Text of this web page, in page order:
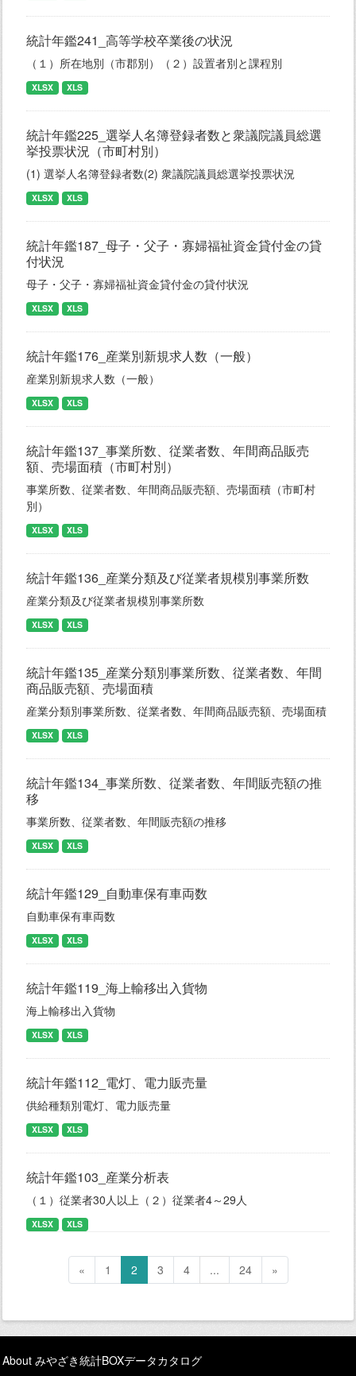
統計年鑑241_高等学校卒業後の状況
（１）所在地別（市郡別）（２）設置者別と課程別
XLSX XLS
統計年鑑225_選挙人名簿登録者数と衆議院議員総選
挙投票状況（市町村別）
(1) 選挙人名簿登録者数(2) 衆議院議員総選挙投票状況
XLSX XLS
統計年鑑187_母子・父子・寡婦福祉資金貸付金の貸
付状況
母子・父子・寡婦福祉資金貸付金の貸付状況
XLSX XLS
統計年鑑176_産業別新規求人数（一般）
産業別新規求人数（一般）
XLSX XLS
統計年鑑137_事業所数、従業者数、年間商品販売
額、売場面積（市町村別）
事業所数、従業者数、年間商品販売額、売場面積（市町村
別）
XLSX XLS
統計年鑑136_産業分類及び従業者規模別事業所数
産業分類及び従業者規模別事業所数
XLSX XLS
統計年鑑135_産業分類別事業所数、従業者数、年間
商品販売額、売場面積
産業分類別事業所数、従業者数、年間商品販売額、売場面積
XLSX XLS
統計年鑑134_事業所数、従業者数、年間販売額の推
移
事業所数、従業者数、年間販売額の推移
XLSX XLS
統計年鑑129_自動車保有車両数
自動車保有車両数
XLSX XLS
統計年鑑119_海上輸移出入貨物
海上輸移出入貨物
XLSX XLS
統計年鑑112_電灯、電力販売量
供給種類別電灯、電力販売量
XLSX XLS
統計年鑑103_産業分析表
（１）従業者30人以上（２）従業者4～29人
XLSX XLS
« 1 2 3 4 ... 24 »
About みやざき統計BOXデータカタログ